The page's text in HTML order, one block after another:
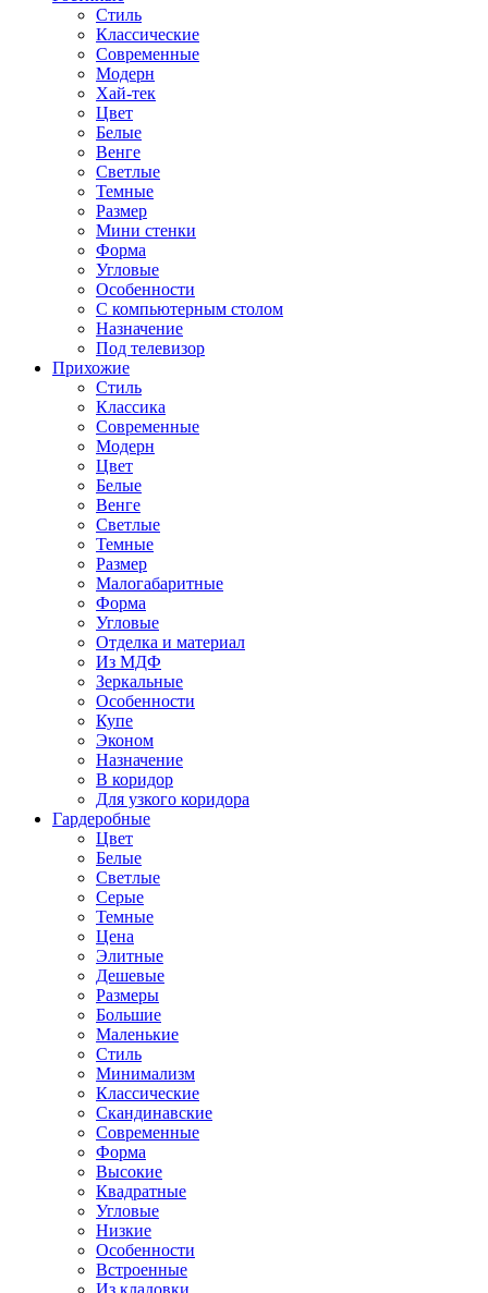
Стиль
Классические
Современные
Модерн
Хай-тек
Цвет
Белые
Венге
Светлые
Темные
Размер
Мини стенки
Форма
Угловые
Особенности
С компьютерным столом
Назначение
Под телевизор
Прихожие
Стиль
Классика
Современные
Модерн
Цвет
Белые
Венге
Светлые
Темные
Размер
Малогабаритные
Форма
Угловые
Отделка и материал
Из МДФ
Зеркальные
Особенности
Купе
Эконом
Назначение
В коридор
Для узкого коридора
Гардеробные
Цвет
Белые
Светлые
Серые
Темные
Цена
Элитные
Дешевые
Размеры
Большие
Маленькие
Стиль
Минимализм
Классические
Скандинавские
Современные
Форма
Высокие
Квадратные
Угловые
Низкие
Особенности
Встроенные
Из кладовки